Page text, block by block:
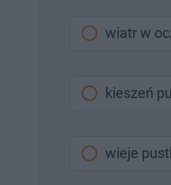
wiatr w
kieszeń
wieje